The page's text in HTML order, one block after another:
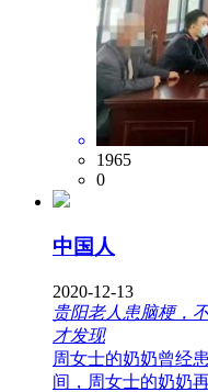
1965
0
中国人
2020-12-13
贵阳老人患脑梗，
才发现
周女士的奶奶曾经
间，周女士的奶奶